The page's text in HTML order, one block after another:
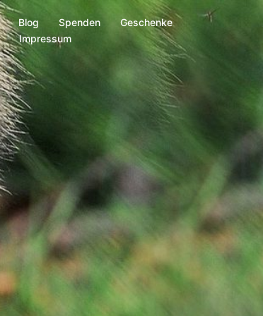
Blog Spenden
Geschenke
Impressum